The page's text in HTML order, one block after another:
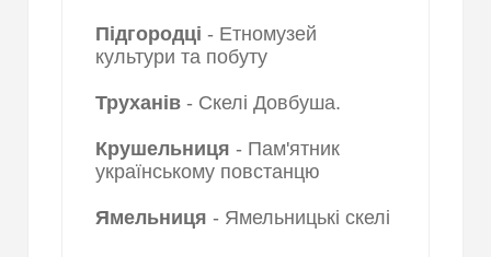
Підгородці - Етномузей
культури та побуту
Труханів - Скелі Довбуша.
Крушельниця - Пам'ятник
українському повстанцю
Ямельниця - Ямельницькі скелі